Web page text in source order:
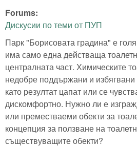
Forums:
Дискусии по теми от ПУП
Парк "Борисовата градина" е
има само една действаща
централната част. Химическите
недобре поддържани и избягвани
като резултат цапат или се
дискомфортно. Нужно ли е
или преместваеми обекти за
концепция за ползване на
съществуващите обекти?